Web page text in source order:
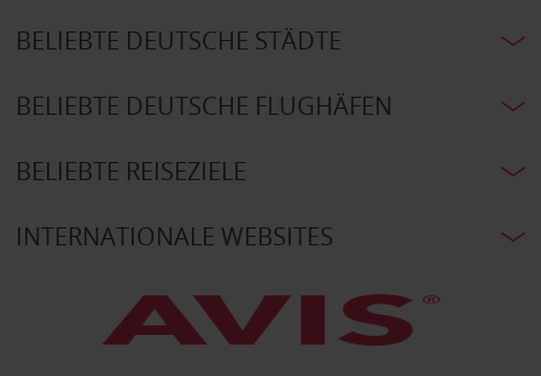
BELIEBTE DEUTSCHE STÄDTE
BELIEBTE DEUTSCHE FLUGHÄFEN
BELIEBTE REISEZIELE
INTERNATIONALE WEBSITES